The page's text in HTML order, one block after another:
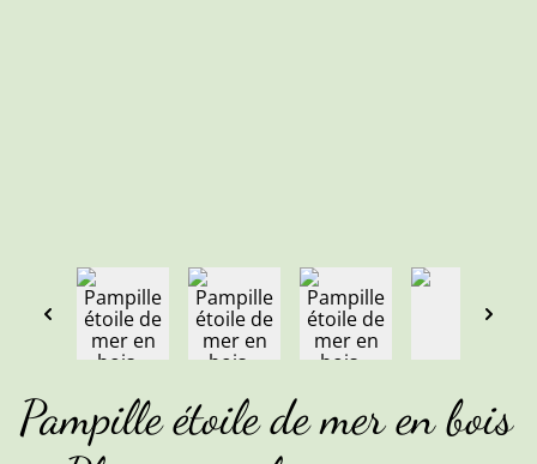
Pampille étoile de mer en bois